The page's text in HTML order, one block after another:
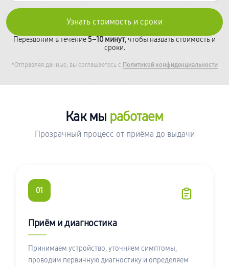
Перезвоним в течение 5–10 минут, чтобы назвать стоимость и
сроки.
*Отправляя данные, вы соглашаетесь с Политикой конфиденциальности
Как мы работаем
Прозрачный процесс от приёма до выдачи
01
Приём и диагностика
Принимаем устройство, уточняем симптомы,
проводим первичную диагностику и определяем